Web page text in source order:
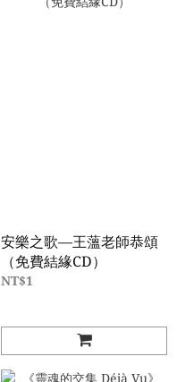
安樂之歌—王薀老師恭頌
（免費結緣CD）
NT$1